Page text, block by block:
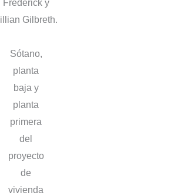
Frederick y
Gilbreth.
Sótano,
planta
baja y
planta
primera
del
proyecto
de
vivienda